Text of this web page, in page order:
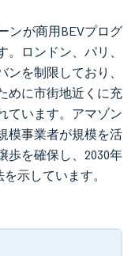
ンが商用BEVプログ
ロンドン、パリ、
を制限しており、
めに市街地近くに充
ています。アマゾン
模事業者が規模を活
歩を確保し、2030年
示しています。